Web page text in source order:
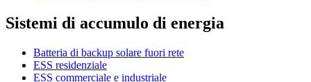
Sistemi di accumulo di energia
Batteria di backup solare fuori rete
ESS residenziale
ESS commerciale e industriale